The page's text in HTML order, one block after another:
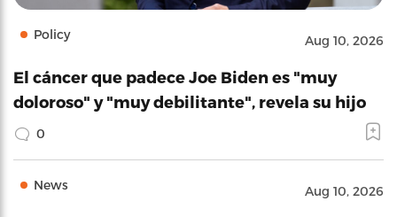
Policy Aug 10, 2026
El cáncer que padece Joe Biden es "muy
doloroso" y "muy debilitante", revela su hijo
0
News Aug 10, 2026